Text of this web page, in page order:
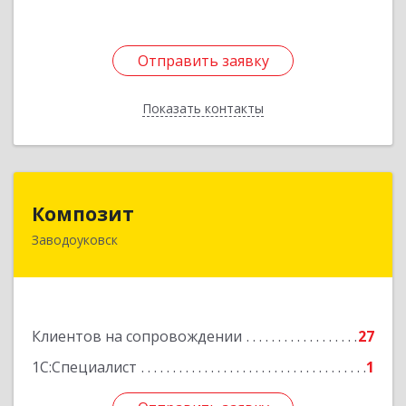
Отправить заявку
Показать контакты
Отправить заявку
Назад
Композит
Заводоуковск
Клиентов на сопровождении
27
1С:Специалист
1
627140, Тюменская обл, Заводоуковский р-н,